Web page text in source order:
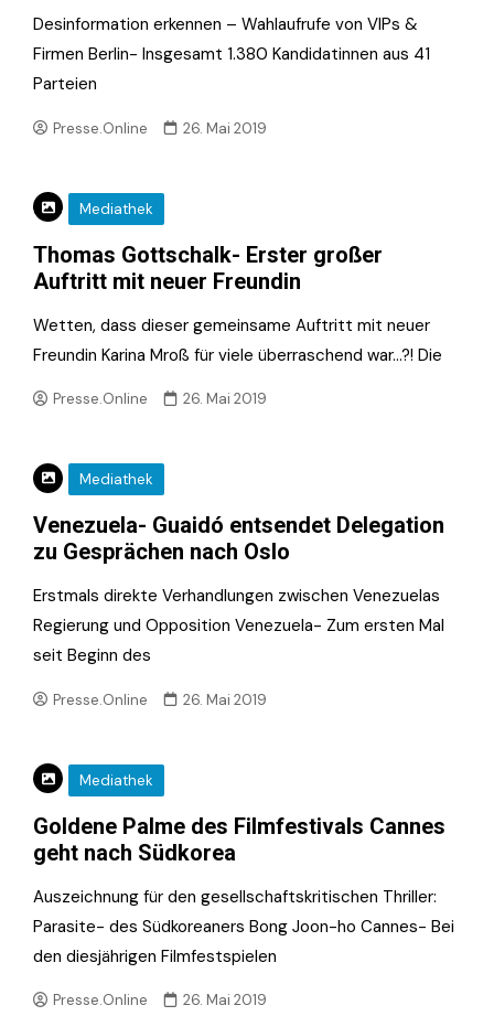
Desinformation erkennen – Wahlaufrufe von VIPs &
Firmen Berlin- Insgesamt 1.380 Kandidatinnen aus 41
Parteien
Presse.Online 26. Mai 2019
Mediathek
Thomas Gottschalk- Erster großer
Auftritt mit neuer Freundin
Wetten, dass dieser gemeinsame Auftritt mit neuer
Freundin Karina Mroß für viele überraschend war…?! Die
Presse.Online 26. Mai 2019
Mediathek
Venezuela- Guaidó entsendet Delegation
zu Gesprächen nach Oslo
Erstmals direkte Verhandlungen zwischen Venezuelas
Regierung und Opposition Venezuela- Zum ersten Mal
seit Beginn des
Presse.Online 26. Mai 2019
Mediathek
Goldene Palme des Filmfestivals Cannes
geht nach Südkorea
Auszeichnung für den gesellschaftskritischen Thriller:
Parasite- des Südkoreaners Bong Joon-ho Cannes- Bei
den diesjährigen Filmfestspielen
Presse.Online 26. Mai 2019